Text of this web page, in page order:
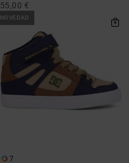
55,00 €
NOVEDAD
7